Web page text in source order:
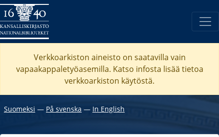
Verkkoarkiston aineisto on saatavilla vain
vapaakappaletyöasemilla. Katso infosta lisää tietoa
verkkoarkiston käytöstä.
Suomeksi ― På svenska ― In English